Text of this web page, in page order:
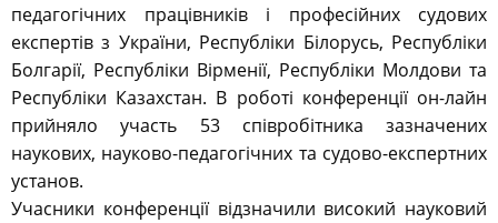
педагогічних працівників і професійних судових
експертів з України, Республіки Білорусь, Республіки
Болгарії, Республіки Вірменії, Республіки Молдови та
Республіки Казахстан. В роботі конференції он-лайн
прийняло участь 53 співробітника зазначених
наукових, науково-педагогічних та судово-експертних
установ.
Учасники конференції відзначили високий науковий